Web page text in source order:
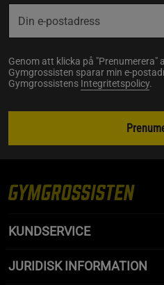
Genom att klicka på "Prenumerera"
Gymgrossisten sparar min e-
Gymgrossistens Integritetspolicy.
KUNDSERVICE
JURIDISK INFORMATION